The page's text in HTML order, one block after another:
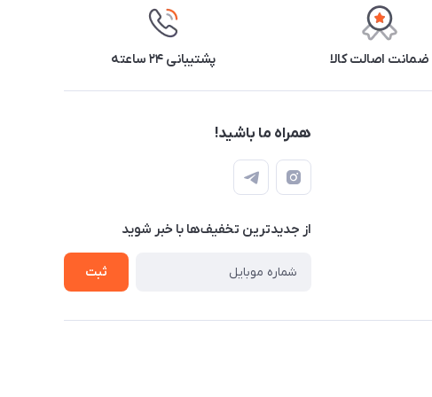
ضمانت اصالت کالا پشتیبانی ۲۴ ساعته
همراه ما باشید!
از جدید‌ترین تخفیف‌ها با‌ خبر شوید
ثبت